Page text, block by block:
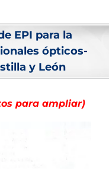
EPI para la
ópticos-
y León
para ampliar)